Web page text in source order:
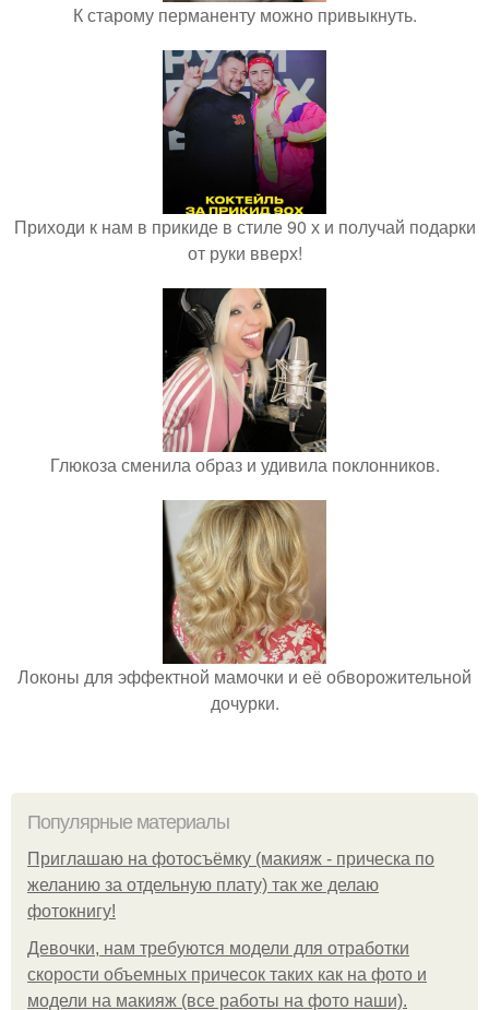
К старому перманенту можно привыкнуть.
Приходи к нам в прикиде в стиле 90 х и получай подарки
от руки вверх!
Глюкоза сменила образ и удивила поклонников.
Локоны для эффектной мамочки и её обворожительной
дочурки.
Популярные материалы
Приглашаю на фотосъёмку (макияж - прическа по
желанию за отдельную плату) так же делаю
фотокнигу!
Девочки, нам требуются модели для отработки
скорости объемных причесок таких как на фото и
модели на макияж (все работы на фото наши).